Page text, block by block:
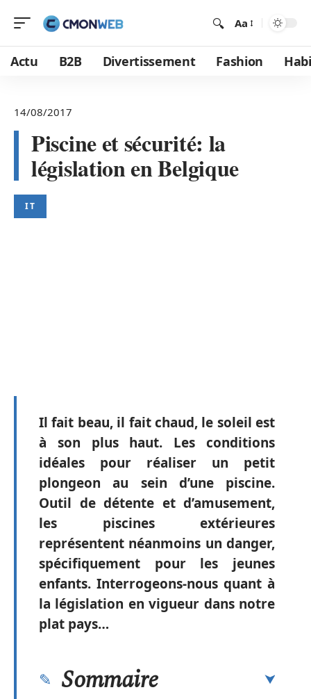
Aa
Actu B2B Divertissement Fashion
14/08/2017
Piscine et sécurité: la
législation en Belgique
IT
Il fait beau, il fait chaud, le soleil est
à son plus haut. Les conditions
idéales pour réaliser un petit
plongeon au sein d’une piscine.
Outil de détente et d’amusement,
les piscines extérieures
représentent néanmoins un danger,
spécifiquement pour les jeunes
enfants. Interrogeons-nous quant à
la législation en vigueur dans notre
plat pays…
Sommaire